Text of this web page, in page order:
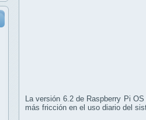
La versión 6.2 de Raspberry Pi
más fricción en el uso diario del